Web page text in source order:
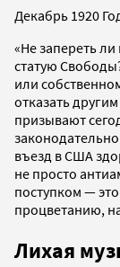
Декабрь 1920
«Не запереть
статую
или
отказать
призывают
въезд в США
не просто
поступком —
процветанию,
Лихая